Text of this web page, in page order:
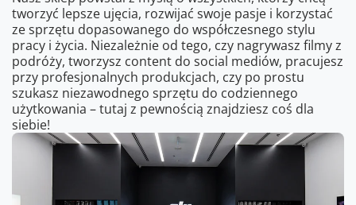
tworzyć lepsze ujęcia, rozwijać swoje pasje i korzystać
ze sprzętu dopasowanego do współczesnego stylu
pracy i życia. Niezależnie od tego, czy nagrywasz filmy z
podróży, tworzysz content do social mediów, pracujesz
przy profesjonalnych produkcjach, czy po prostu
szukasz niezawodnego sprzętu do codziennego
użytkowania – tutaj z pewnością znajdziesz coś dla
siebie!